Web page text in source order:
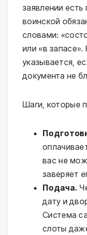
заявлении
воинской
словами:
или «в
указывается,
документа не
Шаги, которые
вас не
заверяет
Подача.
дату и
Система
слоты